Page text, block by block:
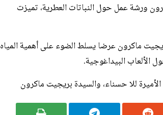
ورشة عمل حول النباتات العطرية، تميزت
ماكرون عرضا يسلط الضوء على أهمية المياه
الألعاب البيداغوجية.
للا حسناء، والسيدة بريجيت ماكرون